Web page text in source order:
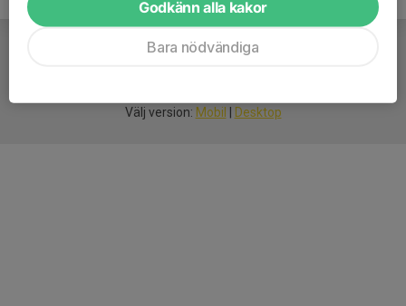
Välj version: Mobil Desktop
Godkänn alla kakor
Bara nödvändiga